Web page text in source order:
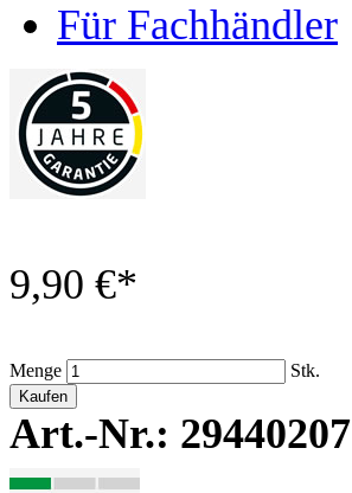
Für Fachhändler
9,90 €*
Menge Stk.
Kaufen
Art.-Nr.: 29440207